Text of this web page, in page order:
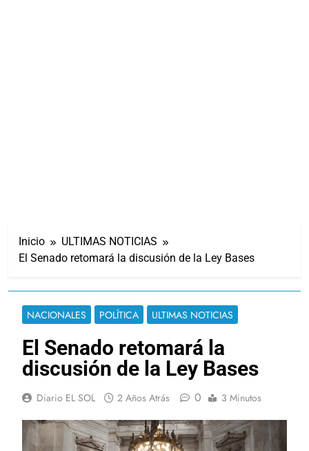
Inicio
ULTIMAS NOTICIAS
El Senado retomará la discusión de la Ley Bases
NACIONALES POLÍTICA ULTIMAS NOTICIAS
El Senado retomará la
discusión de la Ley Bases
Diario EL SOL 2 Años Atrás 0 3 Minutos